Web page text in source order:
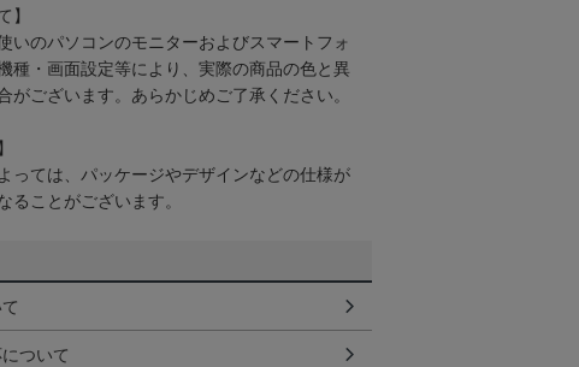
】
いのパソコンのモニターおよびスマートフォ
種・画面設定等により、実際の商品の色と異
がございます。あらかじめご了承ください。
っては、パッケージやデザインなどの仕様が
ることがございます。
ついて